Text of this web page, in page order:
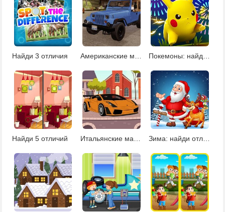
Найди 3 отличия Американские машины: найди отличия Покемоны: найди отличия
Найди 5 отличий Итальянские машины: найди отличия Зима: найди отличия